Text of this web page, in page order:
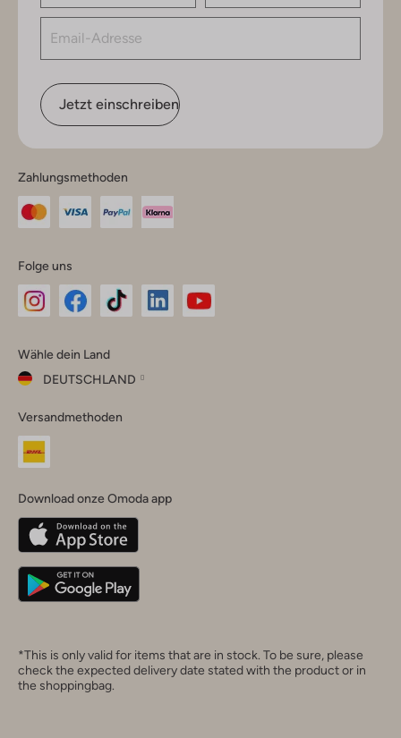
Jetzt einschreiben
Zahlungsmethoden
Folge uns
Instagram
Facebook
TikTok
Wähle dein Land
DEUTSCHLAND
dein
Land
Belgique(Français)
Deutschland
Versandmethoden
Download onze Omoda app
*This is only valid for items that are in stock. To be sure, please
check the expected delivery date stated with the product or in
the shoppingbag.